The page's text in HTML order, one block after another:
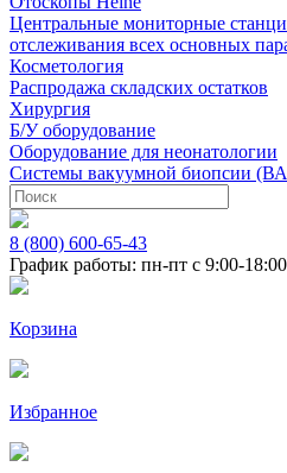
Центральные мониторные
отслеживания всех основных
Косметология
Распродажа складских остатков
Хирургия
Б/У оборудование
Оборудование для неонатологии
Системы вакуумной биопсии
8 (800) 600-65-43
График работы: пн-пт с 9:00-18:00
Корзина
Избранное